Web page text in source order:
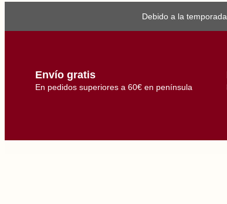
Debido a la
Envío gratis
En pedidos superiores a 60€ en península